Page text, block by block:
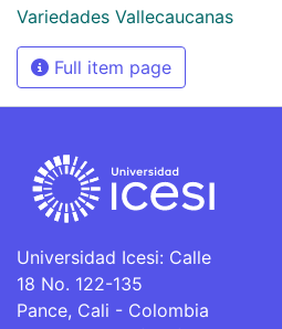
Variedades Vallecaucanas
Full item page
Universidad Icesi: Calle
18 No. 122-135
Pance, Cali - Colombia